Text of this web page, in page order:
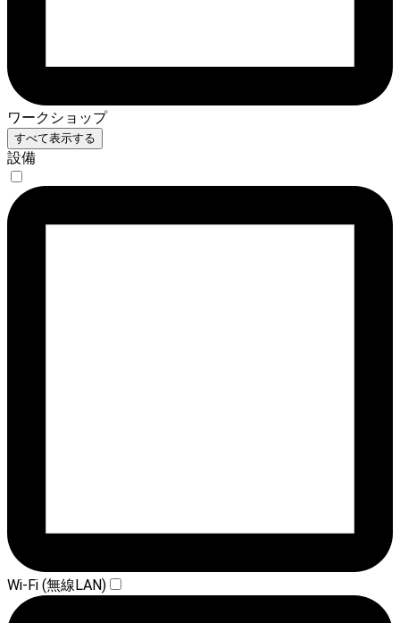
ワークショップ
すべて表示する
設備
Wi-Fi (無線LAN)